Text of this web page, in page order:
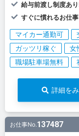
給与前渡し制度あ
すぐに慣れるお仕
マイカー通勤可
ガッツリ稼ぐ
女
職場駐車場無料
詳細を
お仕事No.137487